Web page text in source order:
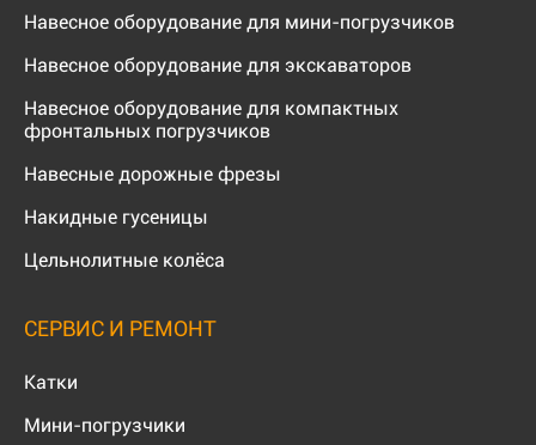
Навесное оборудование для мини-погрузчиков
Навесное оборудование для экскаваторов
Навесное оборудование для компактных
фронтальных погрузчиков
Навесные дорожные фрезы
Накидные гусеницы
Цельнолитные колёса
СЕРВИС И РЕМОНТ
Катки
Мини-погрузчики